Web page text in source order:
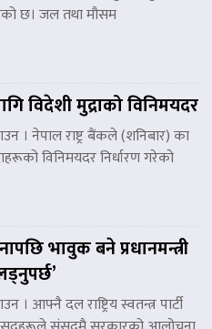
छ। जल तथा मौसम
विदेशी मुद्राको विनिमयदर
। नेपाल राष्ट्र बैंकले (शनिबार) का
विनिमयदर निर्धारण गरेको
भावुक बने प्रधानमन्त्री
। आफ्नै दल राष्ट्रिय स्वतन्त्र पार्टी